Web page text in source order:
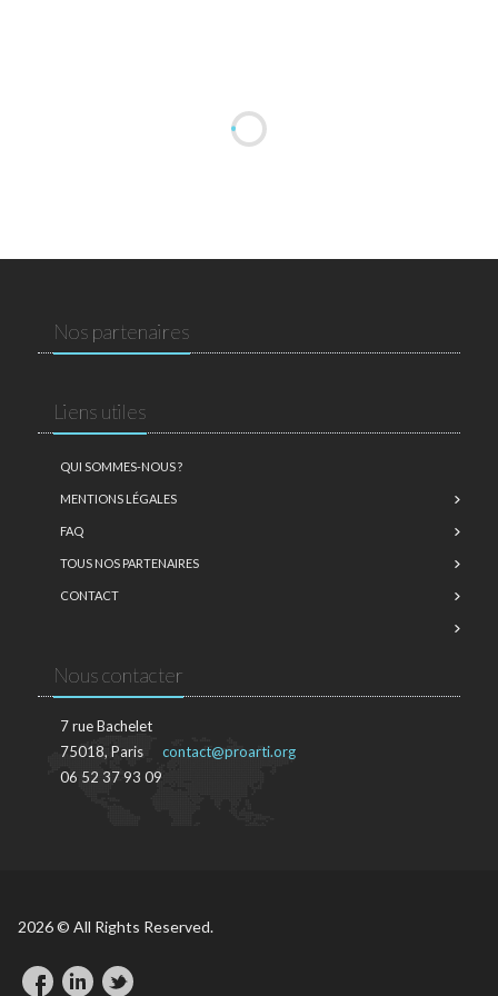
Nos partenaires
Liens utiles
QUI SOMMES-NOUS ?
MENTIONS LÉGALES
FAQ
TOUS NOS PARTENAIRES
CONTACT
Nous contacter
7 rue Bachelet
75018, Paris
06 52 37 93 09
contact@proarti.org
2026 © All Rights Reserved.